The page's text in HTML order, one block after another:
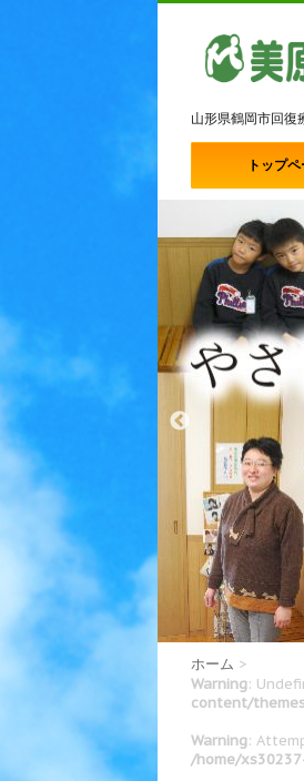
山形県鶴岡市回復
トップ
ホーム >
Warning:
content/
Warning:
/home/